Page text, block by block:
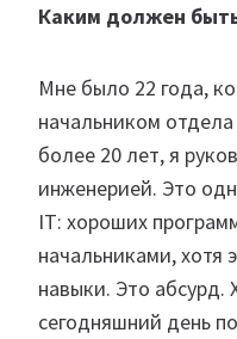
Каким должен
Мне было 22 года,
начальником
более 20 лет, я
инженерией. Это
IT: хороших
начальниками, хотя
навыки. Это абсурд.
сегодняшний день